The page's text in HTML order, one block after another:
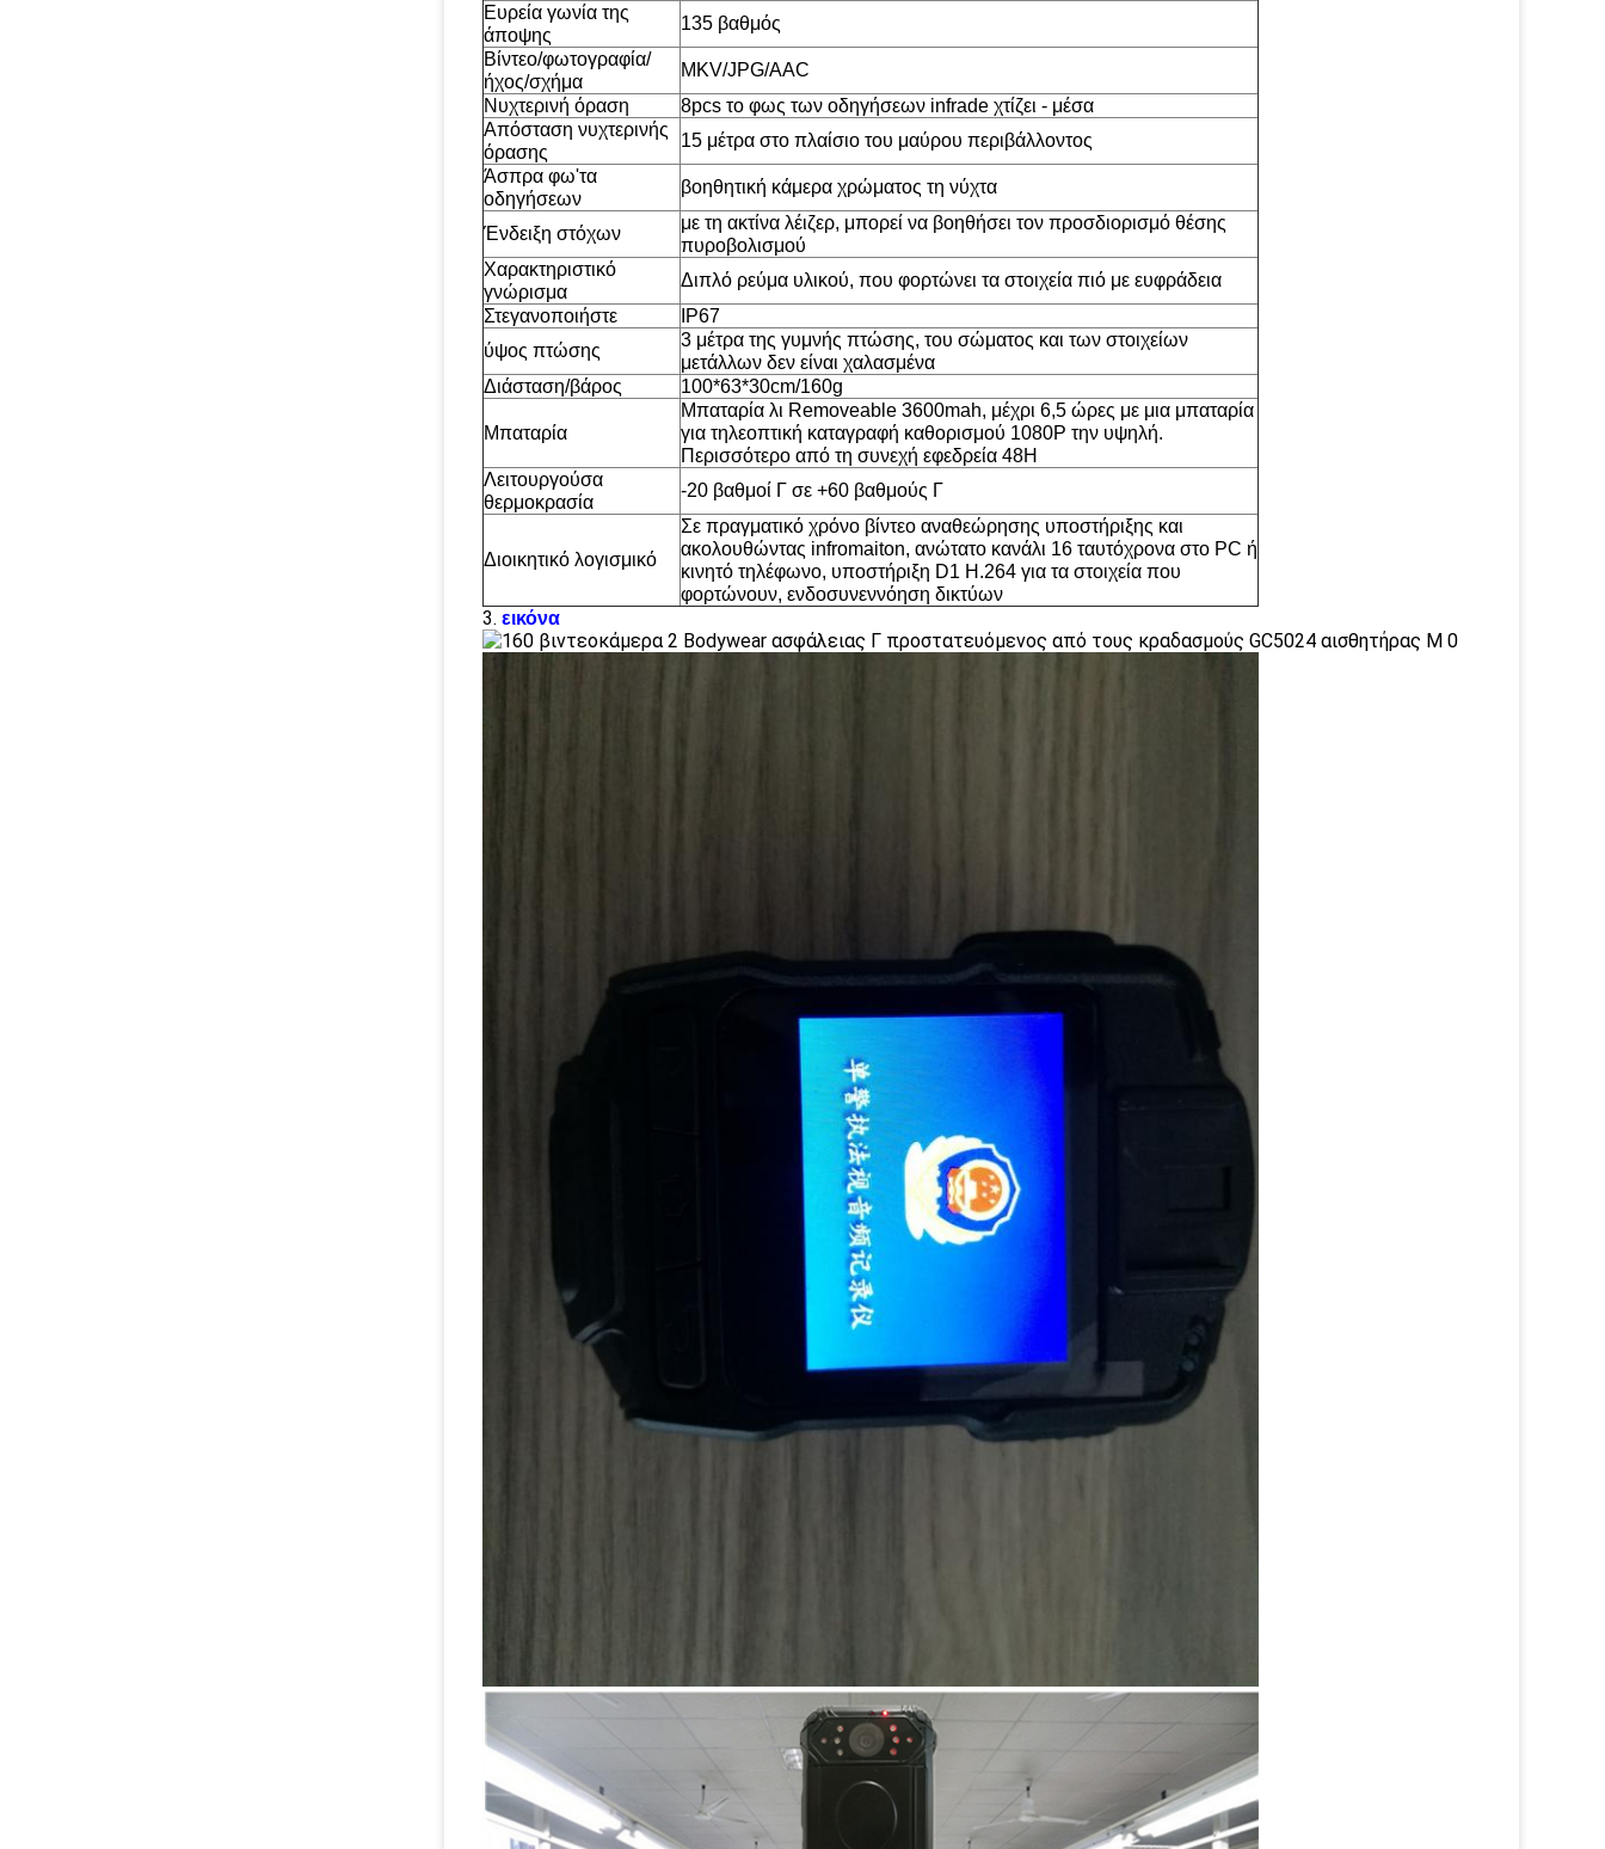
Ευρεία γωνία της
άποψης
135 βαθμός
Βίντεο/φωτογραφία/
ήχος/σχήμα
MKV/JPG/AAC
Νυχτερινή όραση
8pcs το φως των οδηγήσεων infrade χτίζει - μέσα
Απόσταση νυχτερινής
όρασης
15 μέτρα στο πλαίσιο του μαύρου περιβάλλοντος
Άσπρα φω'τα
οδηγήσεων
βοηθητική κάμερα χρώματος τη νύχτα
Ένδειξη στόχων
με τη ακτίνα λέιζερ, μπορεί να βοηθήσει τον προσδιορισμό θέσης
πυροβολισμού
Χαρακτηριστικό
γνώρισμα
Διπλό ρεύμα υλικού, που φορτώνει τα στοιχεία πιό με ευφράδεια
Στεγανοποιήστε
IP67
ύψος πτώσης
3 μέτρα της γυμνής πτώσης, του σώματος και των στοιχείων
μετάλλων δεν είναι χαλασμένα
Διάσταση/βάρος
100*63*30cm/160g
Μπαταρία
Μπαταρία λι Removeable 3600mah, μέχρι 6,5 ώρες με μια μπαταρία
για τηλεοπτική καταγραφή καθορισμού 1080P την υψηλή.
Περισσότερο από τη συνεχή εφεδρεία 48H
Λειτουργούσα
θερμοκρασία
-20 βαθμοί Γ σε +60 βαθμούς Γ
Διοικητικό λογισμικό
Σε πραγματικό χρόνο βίντεο αναθεώρησης υποστήριξης και
ακολουθώντας infromaiton, ανώτατο κανάλι 16 ταυτόχρονα στο PC ή
κινητό τηλέφωνο, υποστήριξη D1 H.264 για τα στοιχεία που
φορτώνουν, ενδοσυνεννόηση δικτύων
3. εικόνα